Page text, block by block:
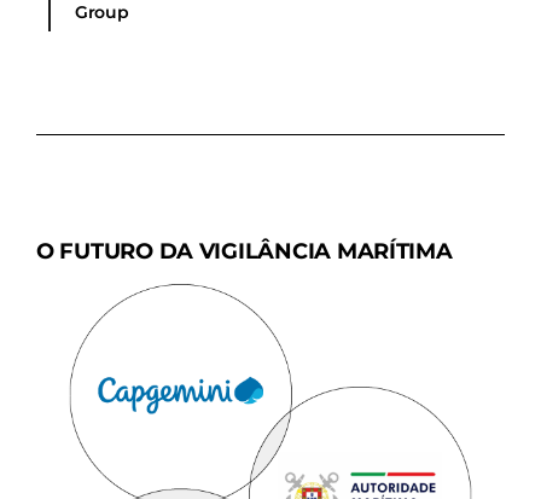
Group
O FUTURO DA VIGILÂNCIA MARÍTIMA